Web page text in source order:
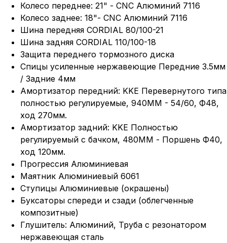
Колесо переднее: 21" - CNC Алюминий 7116
Колесо заднее: 18"- CNC Алюминий 7116
Шина передняя CORDIAL 80/100-21
Шина задняя CORDIAL 110/100-18
Защита переднего тормозного диска
Спицы усиленные нержавеющие Передние 3.5мм
/ Задние 4мм
Амортизатор передний: KKE Перевернутого типа
полностью регулируемые, 940MM - 54/60, Ф48,
ход 270мм.
Амортизатор задний: KKE Полностью
регулируемый с бачком, 480MM - Поршень Ф40,
ход 120мм.
Прогрессия Алюминиевая
Маятник Алюминиевый 6061
Ступицы Алюминиевые (окрашены)
Буксаторы спереди и сзади (облегченные
композитные)
Глушитель: Алюминий, Труба с резонатором
нержавеющая сталь